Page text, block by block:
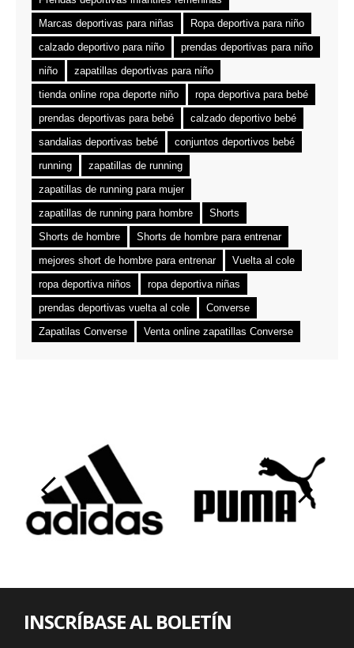
Marcas deportivas para niñas
Ropa deportiva para niño
calzado deportivo para niño
prendas deportivas para niño
niño
zapatillas deportivas para niño
tienda online ropa deporte niño
ropa deportiva para bebé
prendas deportivas para bebé
calzado deportivo bebé
sandalias deportivas bebé
conjuntos deportivos bebé
running
zapatillas de running
zapatillas de running para mujer
zapatillas de running para hombre
Shorts
Shorts de hombre
Shorts de hombre para entrenar
mejores short de hombre para entrenar
Vuelta al cole
ropa deportiva niños
ropa deportiva niñas
prendas deportivas vuelta al cole
Converse
Zapatilas Converse
Venta online zapatillas Converse
‹ ›
INSCRÍBASE AL BOLETÍN